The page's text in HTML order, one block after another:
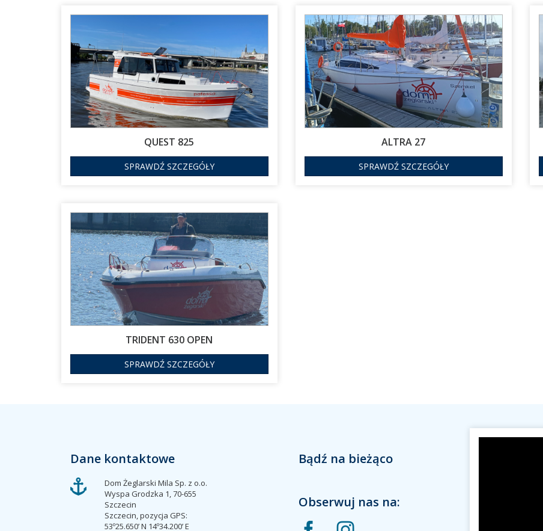
QUEST 825
SPRAWDŹ SZCZEGÓŁY
ALTRA 27
SPRAWDŹ SZCZEGÓŁY
TRIDENT 630 OPEN
SPRAWDŹ SZCZEGÓŁY
Dane kontaktowe
Dom Żeglarski Mila Sp. z o.o.
Wyspa Grodzka 1, 70-655
Szczecin
Szczecin, pozycja GPS:
53º25.650’ N 14º34.200’ E
Bądź na bieżąco
Obserwuj nas na: